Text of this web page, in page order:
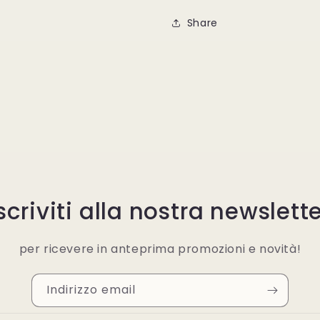
Share
alla nostra
per ricevere in anteprima promozioni e novità!
Indirizzo email